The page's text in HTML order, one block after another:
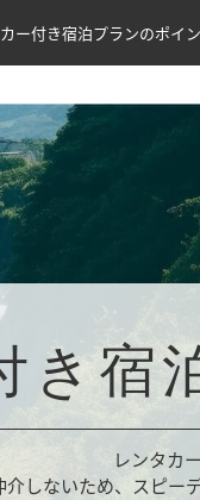
ー付き宿泊プランのポイ
き宿
レンタカ
しないため、スピー